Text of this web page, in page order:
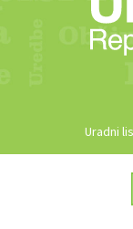
Uradni